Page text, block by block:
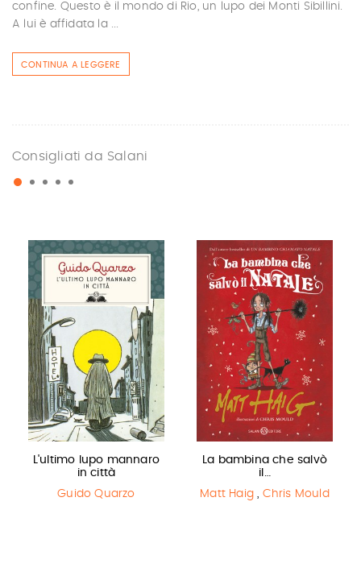
confine. Questo è il mondo di Rio, un lupo dei Monti Sibillini.
A lui è affidata la ...
CONTINUA A LEGGERE
Consigliati da Salani
L'ultimo lupo mannaro
in città
Guido Quarzo
La bambina che salvò
il…
Matt Haig , Chris Mould